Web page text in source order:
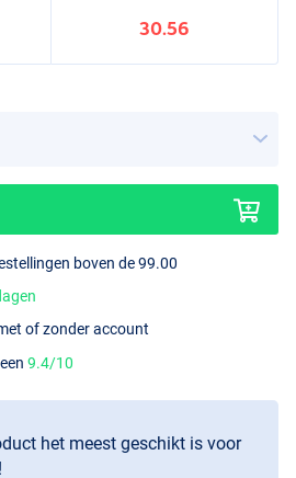
30.56
boven de 99.00
of zonder account
9.4/10
het meest geschikt is voor